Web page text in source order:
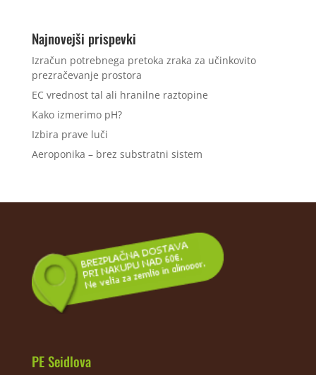
Najnovejši prispevki
Izračun potrebnega pretoka zraka za učinkovito
prezračevanje prostora
EC vrednost tal ali hranilne raztopine
Kako izmerimo pH?
Izbira prave luči
Aeroponika – brez substratni sistem
PE Seidlova